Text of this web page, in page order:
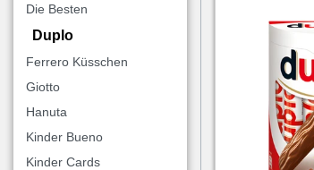
Die Besten
Duplo
Ferrero Küsschen
Giotto
Hanuta
Kinder Bueno
Kinder Cards